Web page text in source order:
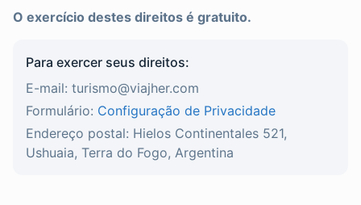
O exercício destes direitos é gratuito.
Para exercer seus direitos:
E-mail: turismo@viajher.com
Formulário: Configuração de Privacidade
Endereço postal: Hielos Continentales 521,
Ushuaia, Terra do Fogo, Argentina